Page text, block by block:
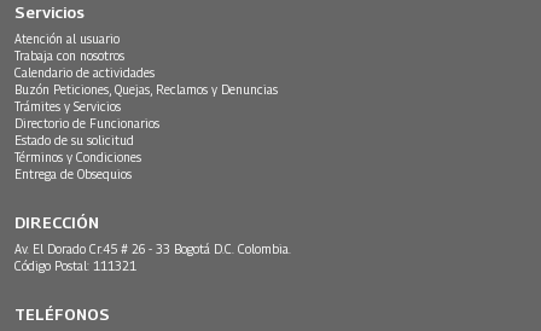
Servicios
Atención al usuario
Trabaja con nosotros
Calendario de actividades
Buzón Peticiones, Quejas, Reclamos y Denuncias
Trámites y Servicios
Directorio de Funcionarios
Estado de su solicitud
Términos y Condiciones
Entrega de Obsequios
DIRECCIÓN
Av. El Dorado Cr.45 # 26 - 33 Bogotá D.C. Colombia.
Código Postal: 111321
TELÉFONOS